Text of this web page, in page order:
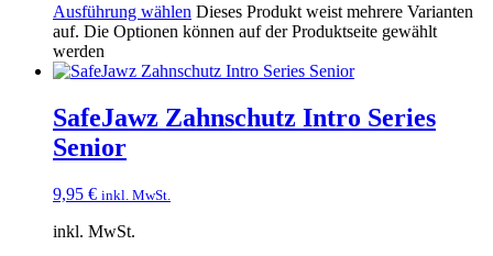
Ausführung wählen Dieses Produkt weist mehrere Varianten
auf. Die Optionen können auf der Produktseite gewählt
werden
SafeJawz Zahnschutz Intro Series
Senior
9,95 € inkl. MwSt.
inkl. MwSt.